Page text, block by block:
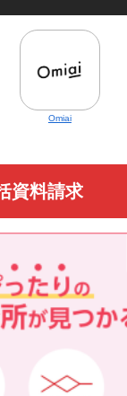
Omiai
資料請求